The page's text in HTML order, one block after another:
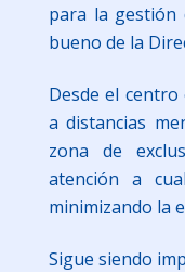
para la gestión
bueno de la
Desde el
a distancias
zona de
atención a
minimizando la
Sigue siendo